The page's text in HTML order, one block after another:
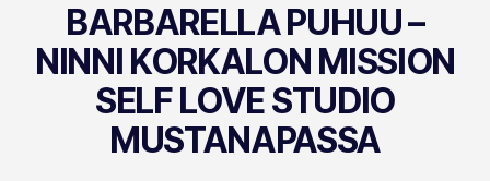
BARBARELLA PUHUU –
NINNI KORKALON MISSION
SELF LOVE STUDIO
MUSTANAPASSA